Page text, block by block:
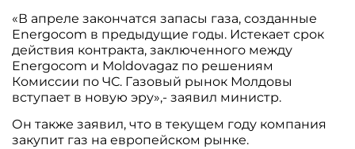
«В апреле закончатся запасы газа, созданные
Energocom в предыдущие годы. Истекает срок
действия контракта, заключенного между
Energocom и Moldovagaz по решениям
Комиссии по ЧС. Газовый рынок Молдовы
вступает в новую эру»,- заявил министр.
Он также заявил, что в текущем году компания
закупит газ на европейском рынке.